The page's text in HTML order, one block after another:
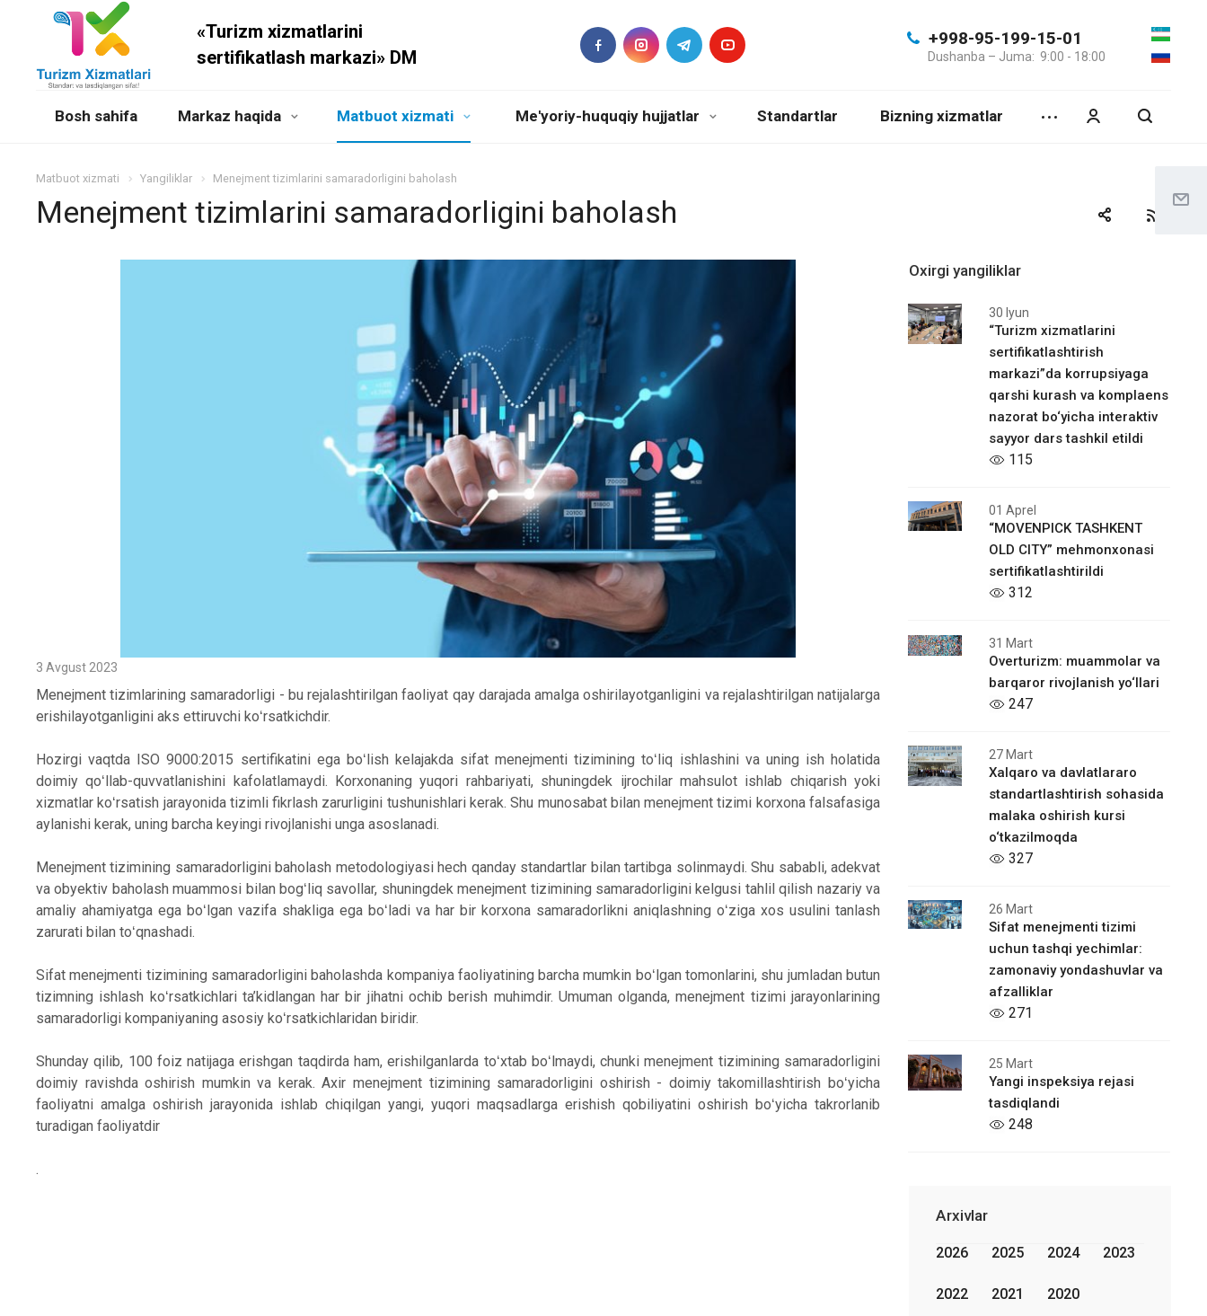
«Turizm xizmatlarini
sertifikatlash markazi» DM
+998-95-199-15-01
Dushanba – Juma: 9:00 - 18:00
Bosh sahifa Markaz haqida Matbuot xizmati Me'yoriy-huquqiy hujjatlar Standartlar Bizning xizmatlar
Matbuot xizmati Yangiliklar Menejment tizimlarini samaradorligini baholash
Menejment tizimlarini samaradorligini baholash
3 Avgust 2023
Menejment tizimlarining samaradorligi - bu rejalashtirilgan faoliyat qay darajada amalga oshirilayotganligini va rejalashtirilgan natijalarga
erishilayotganligini aks ettiruvchi koʻrsatkichdir.
Hozirgi vaqtda ISO 9000:2015 sertifikatini ega boʻlish kelajakda sifat menejmenti tizimining toʻliq ishlashini va uning ish holatida
doimiy qoʻllab-quvvatlanishini kafolatlamaydi. Korxonaning yuqori rahbariyati, shuningdek ijrochilar mahsulot ishlab chiqarish yoki
xizmatlar koʻrsatish jarayonida tizimli fikrlash zarurligini tushunishlari kerak. Shu munosabat bilan menejment tizimi korxona falsafasiga
aylanishi kerak, uning barcha keyingi rivojlanishi unga asoslanadi.
Menejment tizimining samaradorligini baholash metodologiyasi hech qanday standartlar bilan tartibga solinmaydi. Shu sababli, adekvat
va obyektiv baholash muammosi bilan bogʻliq savollar, shuningdek menejment tizimining samaradorligini kelgusi tahlil qilish nazariy va
amaliy ahamiyatga ega boʻlgan vazifa shakliga ega boʻladi va har bir korxona samaradorlikni aniqlashning oʻziga xos usulini tanlash
zarurati bilan toʻqnashadi.
Sifat menejmenti tizimining samaradorligini baholashda kompaniya faoliyatining barcha mumkin boʻlgan tomonlarini, shu jumladan butun
tizimning ishlash koʻrsatkichlari ta’kidlangan har bir jihatni ochib berish muhimdir. Umuman olganda, menejment tizimi jarayonlarining
samaradorligi kompaniyaning asosiy koʻrsatkichlaridan biridir.
Shunday qilib, 100 foiz natijaga erishgan taqdirda ham, erishilganlarda toʻxtab boʻlmaydi, chunki menejment tizimining samaradorligini
doimiy ravishda oshirish mumkin va kerak. Axir menejment tizimining samaradorligini oshirish - doimiy takomillashtirish boʻyicha
faoliyatni amalga oshirish jarayonida ishlab chiqilgan yangi, yuqori maqsadlarga erishish qobiliyatini oshirish boʻyicha takrorlanib
turadigan faoliyatdir
.
Oxirgi yangiliklar
30 Iyun
“Turizm xizmatlarini
sertifikatlashtirish
markazi”da korrupsiyaga
qarshi kurash va komplaens
nazorat bo‘yicha interaktiv
sayyor dars tashkil etildi
115
01 Aprel
“MOVENPICK TASHKENT
OLD CITY” mehmonxonasi
sertifikatlashtirildi
312
31 Mart
Overturizm: muammolar va
barqaror rivojlanish yo‘llari
247
27 Mart
Xalqaro vа davlatlararo
standartlashtirish sohasida
malaka oshirish kursi
o‘tkazilmoqda
327
26 Mart
Sifat menejmenti tizimi
uchun tashqi yechimlar:
zamonaviy yondashuvlar va
afzalliklar
271
25 Mart
Yangi inspeksiya rejasi
tasdiqlandi
248
Arxivlar
2026 2025 2024 2023
2022 2021 2020